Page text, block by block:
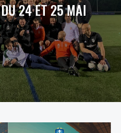
24 ET 25 MAI